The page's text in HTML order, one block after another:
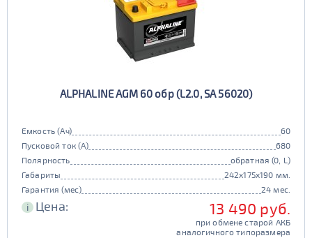
ALPHALINE AGM 60 обр (L2.0, SA 56020)
Емкость (Ач)
60
Пусковой ток (А)
680
Полярность
обратная (0, L)
Габариты
242x175x190 мм.
Гарантия (мес)
24 мес.
i Цена: 13 490 руб.
при обмене старой АКБ
аналогичного типоразмера